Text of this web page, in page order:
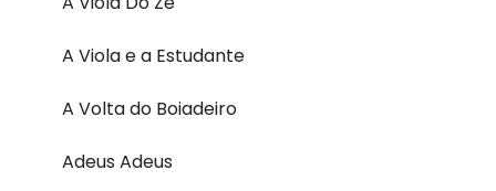
A Viola e a Estudante
A Volta do Boiadeiro
Adeus Adeus